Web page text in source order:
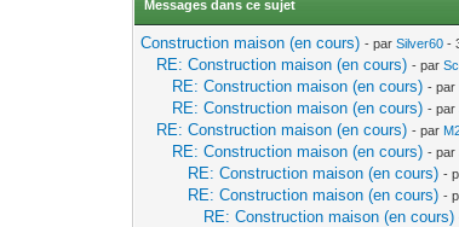
Messages dans ce sujet
Construction maison (en cours) - parSilver60 -
RE: Construction maison (en cours) - par
RE: Construction maison (en cours) - par
RE: Construction maison (en cours) - par
RE: Construction maison (en cours) - par
RE: Construction maison (en cours) - par
RE: Construction maison (en cours) -
RE: Construction maison (en cours) -
RE: Construction maison (en cours)